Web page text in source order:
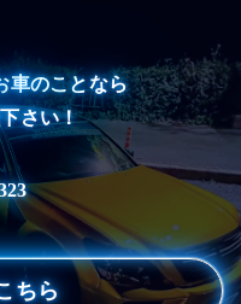
車のことなら
さい！
ちら